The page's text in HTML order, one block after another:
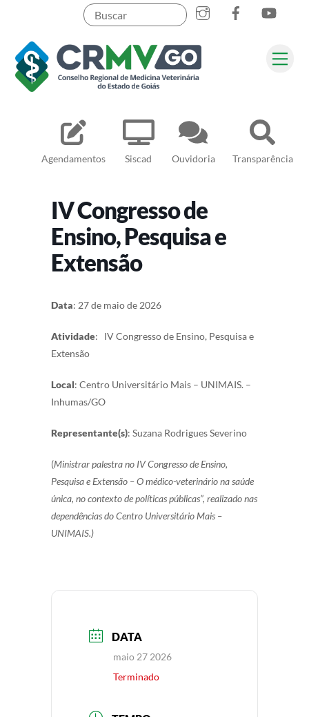
content
Agendamentos Siscad Ouvidoria Transparência
Pesquisar
IV Congresso de
Ensino, Pesquisa e
Extensão
Data: 27 de maio de 2026
Atividade:
IV Congresso de Ensino, Pesquisa e
Extensão
Local: Centro Universitário Mais – UNIMAIS. –
Inhumas/GO
Representante(s): Suzana Rodrigues Severino
(Ministrar palestra no IV Congresso de Ensino,
Pesquisa e Extensão – O médico-veterinário na saúde
única, no contexto de políticas públicas”, realizado nas
dependências do Centro Universitário Mais –
UNIMAIS.)
DATA
maio 27 2026
Terminado